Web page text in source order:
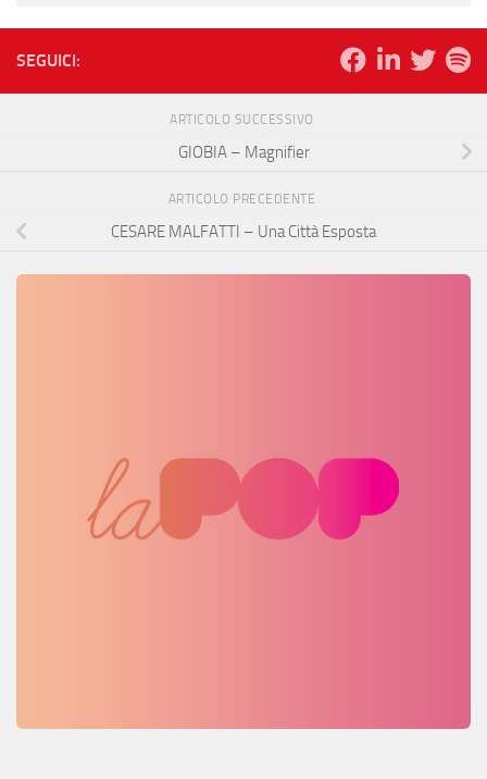
SEGUICI:
ARTICOLO SUCCESSIVO
GIOBIA – Magnifier
ARTICOLO PRECEDENTE
CESARE MALFATTI – Una Città Esposta